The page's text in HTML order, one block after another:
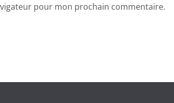
pour mon prochain commentaire.